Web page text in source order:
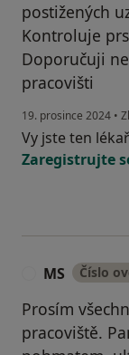
postižených
Kontroluje
Doporučuji
pracovišti
19. prosince 2024 •
Vy jste ten
Zaregistrujte
MS Číslo
Prosím
pracoviště.